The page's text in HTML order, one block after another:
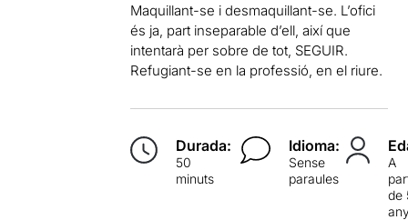
Maquillant-se i desmaquillant-se. L’ofici
és ja, part inseparable d’ell, així que
intentarà per sobre de tot, SEGUIR.
Refugiant-se en la professió, en el riure.
Durada:
50
minuts
Idioma:
Sense
paraules
A
de